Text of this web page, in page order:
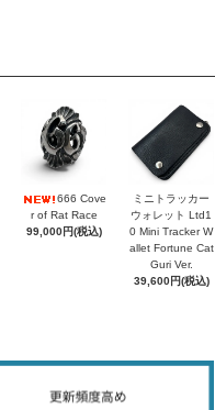
666 Cove
r of Rat Race
99,000円(税込)
ミニトラッカー
ウォレット Ltd1
0 Mini Tracker W
allet Fortune Cat
Guri Ver.
39,600円(税込)